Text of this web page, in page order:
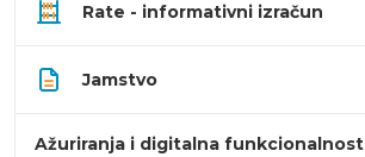
Rate - informativni izračun
Jamstvo
Ažuriranja i digitalna funkcionalnost